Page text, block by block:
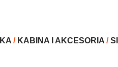
/KABINA I AKCESORIA /